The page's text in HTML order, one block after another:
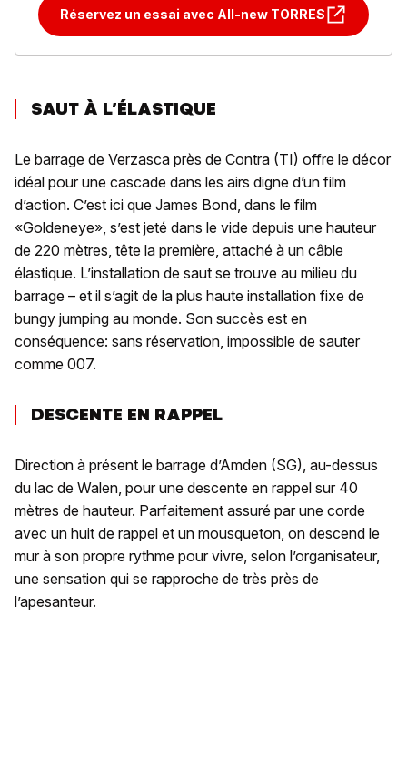
Réservez un essai avec All-new TORRES
SAUT À L’ÉLASTIQUE
Le barrage de Verzasca près de Contra (TI) offre le décor
idéal pour une cascade dans les airs digne d’un film
d’action. C’est ici que James Bond, dans le film
«Goldeneye», s’est jeté dans le vide depuis une hauteur
de 220 mètres, tête la première, attaché à un câble
élastique. L’installation de saut se trouve au milieu du
barrage – et il s’agit de la plus haute installation fixe de
bungy jumping au monde. Son succès est en
conséquence: sans réservation, impossible de sauter
comme 007.
DESCENTE EN RAPPEL
Direction à présent le barrage d’Amden (SG), au-dessus
du lac de Walen, pour une descente en rappel sur 40
mètres de hauteur. Parfaitement assuré par une corde
avec un huit de rappel et un mousqueton, on descend le
mur à son propre rythme pour vivre, selon l’organisateur,
une sensation qui se rapproche de très près de
l’apesanteur.